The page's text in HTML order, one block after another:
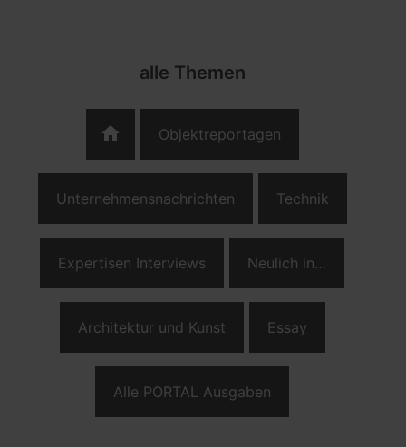
alle Themen
home Objektreportagen
Unternehmensnachrichten Technik
Expertisen Interviews Neulich in…
Architektur und Kunst Essay
Alle PORTAL Ausgaben